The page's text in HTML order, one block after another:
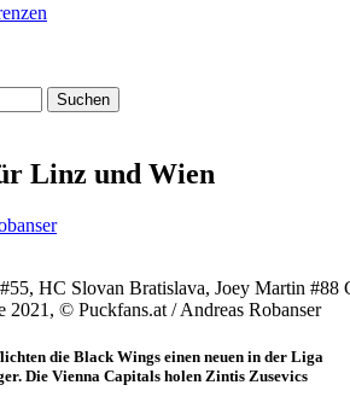
Linz und Wien
HC Slovan Bratislava, Joey Martin #88
2021, © Puckfans.at / Andreas Robanser
die Black Wings einen neuen in der Liga
Die Vienna Capitals holen Zintis Zusevics